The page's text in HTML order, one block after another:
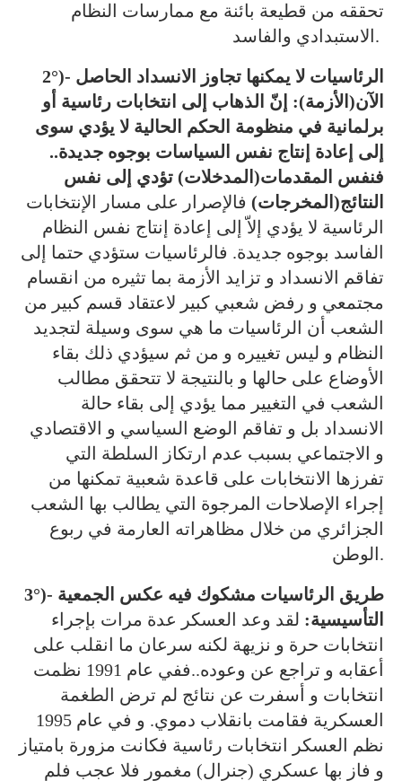
تحققه من قطيعة بائنة مع ممارسات النظام
الاستبدادي والفاسد.
2°)- الرئاسيات لا يمكنها تجاوز الانسداد الحاصل
الآن(الأزمة): إنّ الذهاب إلى انتخابات رئاسية أو
برلمانية في منظومة الحكم الحالية لا يؤدي سوى
إلى إعادة إنتاج نفس السياسات بوجوه جديدة..
فنفس المقدمات(المدخلات) تؤدي إلى نفس
النتائج(المخرجات) فالإصرار على مسار الإنتخابات
الرئاسية لا يؤدي إلاّ إلى إعادة إنتاج نفس النظام
الفاسد بوجوه جديدة. فالرئاسيات ستؤدي حتما إلى
تفاقم الانسداد و تزايد الأزمة بما تثيره من انقسام
مجتمعي و رفض شعبي كبير لاعتقاد قسم كبير من
الشعب أن الرئاسيات ما هي سوى وسيلة لتجديد
النظام و ليس تغييره و من ثم سيؤدي ذلك بقاء
الأوضاع على حالها و بالنتيجة لا تتحقق مطالب
الشعب في التغيير مما يؤدي إلى بقاء حالة
الانسداد بل و تفاقم الوضع السياسي و الاقتصادي
و الاجتماعي بسبب عدم ارتكاز السلطة التي
تفرزها الانتخابات على قاعدة شعبية تمكنها من
إجراء الإصلاحات المرجوة التي يطالب بها الشعب
الجزائري من خلال مظاهراته العارمة في ربوع
الوطن.
3°)- طريق الرئاسيات مشكوك فيه عكس الجمعية
التأسيسية: لقد وعد العسكر عدة مرات بإجراء
انتخابات حرة و نزيهة لكنه سرعان ما انقلب على
أعقابه و تراجع عن وعوده..ففي عام 1991 نظمت
انتخابات و أسفرت عن نتائج لم ترض الطغمة
العسكرية فقامت بانقلاب دموي. و في عام 1995
نظم العسكر انتخابات رئاسية فكانت مزورة بامتياز
و فاز بها عسكري (جنرال) مغمور فلا عجب فلم